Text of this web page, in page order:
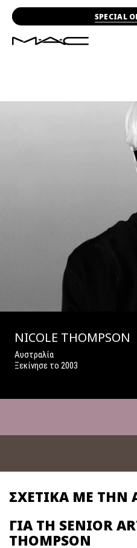
SPECIAL
NICOLE THOMPSON
Αυστραλία
Ξεκίνησε το 2003
ΣΧΕΤΙΚΑ ΜΕ ΤΗΝ
ΓΙΑ ΤΗ SENIOR
THOMPSON